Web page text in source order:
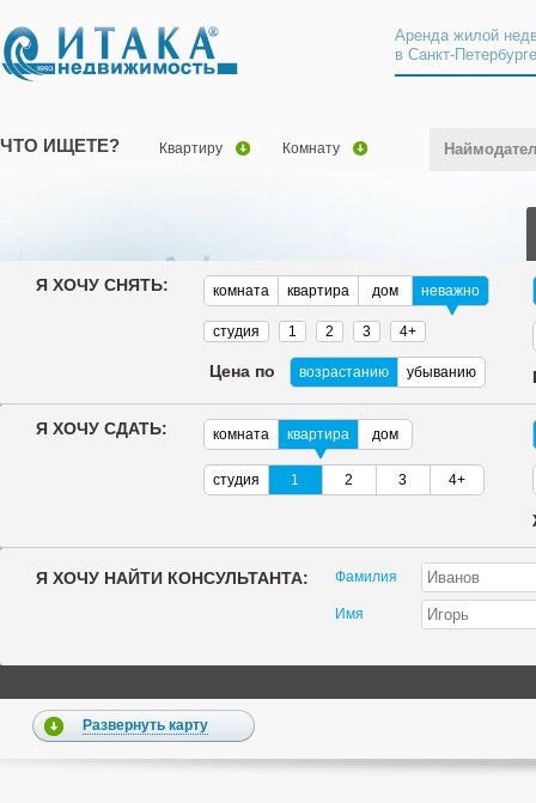
Аренда жилой
в Санкт-
ЧТО ИЩЕТЕ? Квартиру Комнату
Я ХОЧУ СНЯТЬ: комната квартира дом неважно
студия 1 2 3 4+
Цена по возрастанию убыванию
Я ХОЧУ СДАТЬ: комната квартира дом
студия 1 2 3 4+
Я ХОЧУ НАЙТИ КОНСУЛЬТАНТА: Фамилия
Имя
Развернуть карту